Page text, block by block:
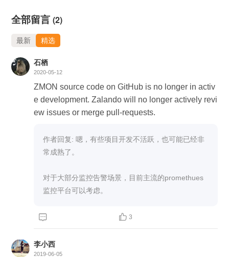
全部留言 (2)
最新 精选
石栖
2020-05-12
ZMON source code on GitHub is no longer in activ
e development. Zalando will no longer actively revi
ew issues or merge pull-requests.
作者回复: 嗯，有些项目开发不活跃，也可能已经非
常成熟了。
对于大部分监控告警场景，目前主流的promethues
监控平台可以考虑。
  3
李小西
2019-06-05